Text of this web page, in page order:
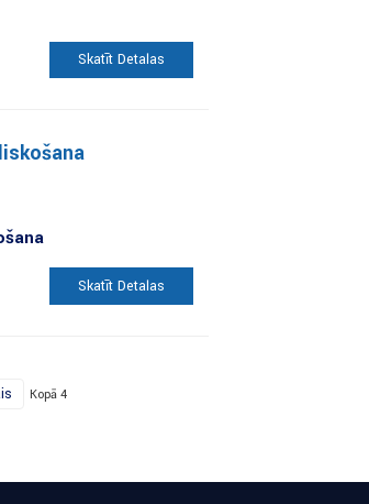
Skatīt Detaļas
Skatīt Detaļas
Kopā 4